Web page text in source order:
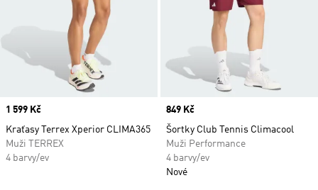
Price
1 599 Kč
Kraťasy Terrex Xperior CLIMA365
Muži TERREX
4 barvy/ev
Price
849 Kč
Šortky Club Tennis Climacool
Muži Performance
4 barvy/ev
Nové